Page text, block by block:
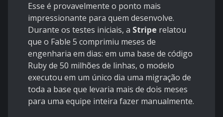
Esse é provavelmente o ponto mais
impressionante para quem desenvolve.
Durante os testes iniciais, a Stripe relatou
que o Fable 5 comprimiu meses de
engenharia em dias: em uma base de código
Ruby de 50 milhões de linhas, o modelo
executou em um único dia uma migração de
toda a base que levaria mais de dois meses
para uma equipe inteira fazer manualmente.